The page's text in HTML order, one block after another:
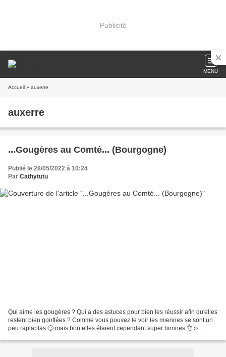
Publicité
MENU
Accueil » auxerre
auxerre
...Gougères au Comté... (Bourgogne)
Publié le 28/05/2022 à 10:24
Par Cathytutu
Qui aime les gougères ? Qui a des astuces pour bien les réussir afin qu'elles
restent bien gonflées ? Comme vous pouvez le voir les miennes se sont un
peu raplaplas 🙄 mais bon elles étaient cependant super bonnes 👌☺️